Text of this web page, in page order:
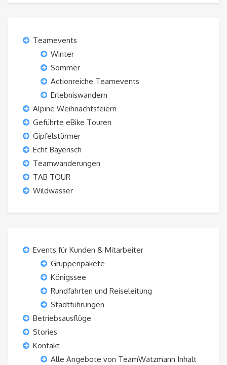
Teamevents
Winter
Sommer
Actionreiche Teamevents
Erlebniswandern
Alpine Weihnachtsfeiern
Geführte eBike Touren
Gipfelstürmer
Echt Bayerisch
Teamwanderungen
TAB TOUR
Wildwasser
Events für Kunden & Mitarbeiter
Gruppenpakete
Königssee
Rundfahrten und Reiseleitung
Stadtführungen
Betriebsausflüge
Stories
Kontakt
Alle Angebote von TeamWatzmann Inhalt